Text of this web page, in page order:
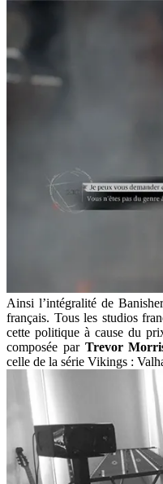
Ainsi l’intégralité de
français. Tous les studios
cette politique à cause du
composée par Trevor
celle de la série Vikings :